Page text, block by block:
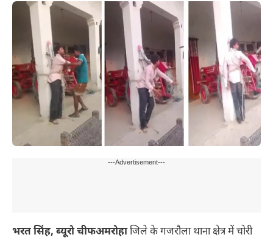
---Advertisement---
भरत सिंह, ब्यूरो चीफअमरोहाजिले के गजरौला थाना क्षेत्र में चोरी